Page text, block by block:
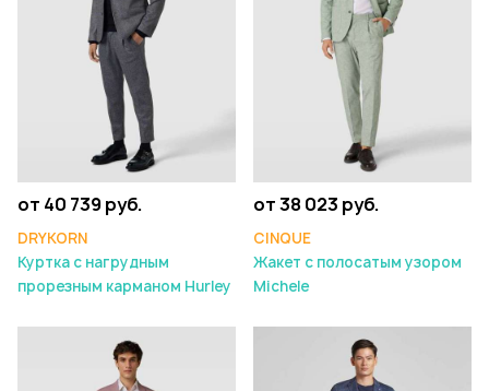
от 40 739 руб.
DRYKORN
Куртка с нагрудным
прорезным карманом Hurley
от 38 023 руб.
CINQUE
Жакет с полосатым узором
Michele